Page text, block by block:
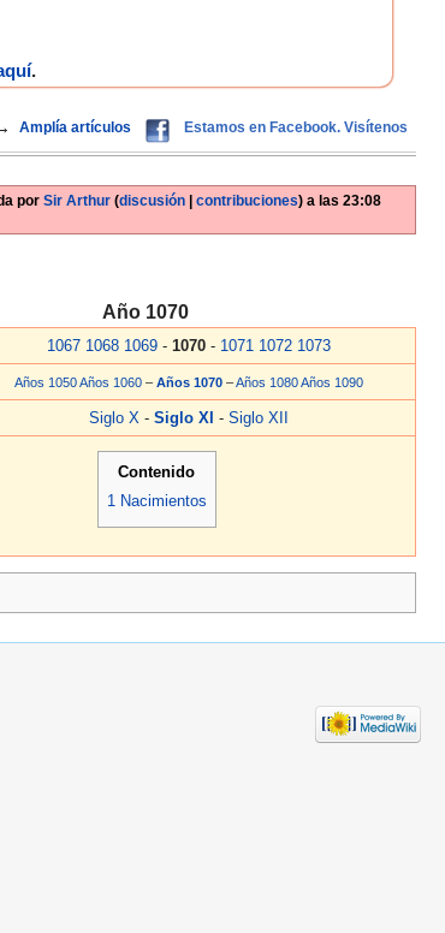
.
Amplía artículos Estamos en Facebook. Visítenos
por Sir Arthur (discusión| contribuciones)a las 23:08
Año 1070
1067 1068 1069 - 1070 - 1071 1072 1073
Años 1050Años 1060 – Años 1070 –Años 1080Años 1090
Siglo X - Siglo XI - Siglo XII
Contenido
1
Nacimientos